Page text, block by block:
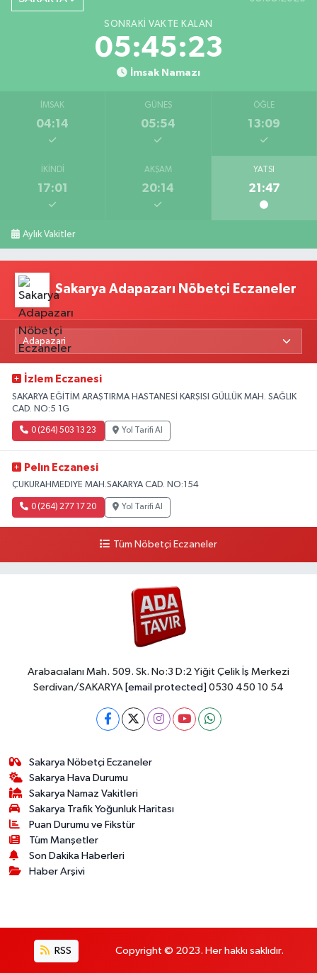
SONRAKI VAKTE KALAN
05:45:22
İmsak Namazı
İMSAK
04:14
GÜNEŞ
05:54
ÖĞLE
13:09
İKINDI
17:01
AKŞAM
20:14
YATSI
21:47
Aylık Vakitler
Sakarya Adapazarı Nöbetçi Eczaneler
İzlem Eczanesi
SAKARYA EĞİTİM ARAŞTIRMA HASTANESİ KARŞISI GÜLLÜK MAH. SAĞLIK
CAD. NO:5 1G
0 (264) 503 13 23 Yol Tarifi Al
Pelın Eczanesi
ÇUKURAHMEDIYE MAH.SAKARYA CAD. NO:154
0 (264) 277 17 20 Yol Tarifi Al
Tüm Nöbetçi Eczaneler
Arabacıalanı Mah. 509. Sk. No:3 D:2 Yiğit Çelik İş Merkezi
Serdivan/SAKARYA [email protected] 0530 450 10 54
Sakarya Nöbetçi Eczaneler
Sakarya Hava Durumu
Sakarya Namaz Vakitleri
Sakarya Trafik Yoğunluk Haritası
Puan Durumu ve Fikstür
Tüm Manşetler
Son Dakika Haberleri
Haber Arşivi
RSS Copyright © 2023. Her hakkı saklıdır.